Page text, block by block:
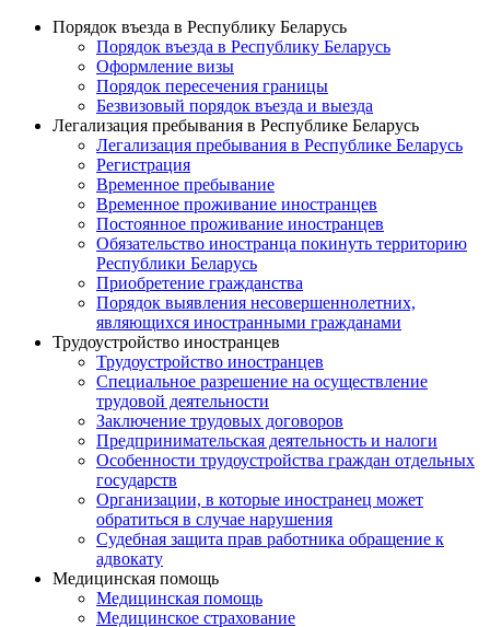
Порядок въезда в Республику Беларусь
Порядок въезда в Республику Беларусь
Оформление визы
Порядок пересечения границы
Безвизовый порядок въезда и выезда
Легализация пребывания в Республике Беларусь
Легализация пребывания в Республике Беларусь
Регистрация
Временное пребывание
Временное проживание иностранцев
Постоянное проживание иностранцев
Обязательство иностранца покинуть территорию
Республики Беларусь
Приобретение гражданства
Порядок выявления несовершеннолетних,
являющихся иностранными гражданами
Трудоустройство иностранцев
Трудоустройство иностранцев
Специальное разрешение на осуществление
трудовой деятельности
Заключение трудовых договоров
Предпринимательская деятельность и налоги
Особенности трудоустройства граждан отдельных
государств
Организации, в которые иностранец может
обратиться в случае нарушения
Судебная защита прав работника обращение к
адвокату
Медицинская помощь
Медицинская помощь
Медицинское страхование